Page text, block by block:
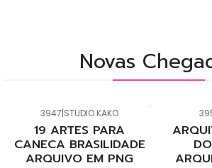
Novas
3947|STUDIO KAKO
19 ARTES PARA
CANECA BRASILIDADE
ARQUIVO EM PNG